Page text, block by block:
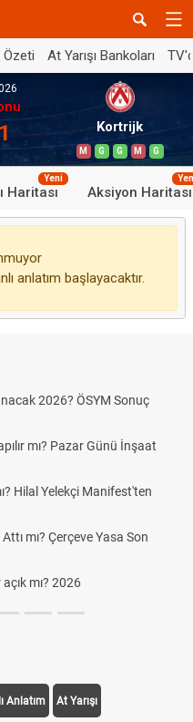
Özeti At Yarışı Bankoları
Kortrijk
M G G M G
Haritası
Yeni
Aksiyon Haritası
anlatım başlayacaktır.
2026? ÖSYM Sonuç
mı? Pazar Günü İnşaat
Hilal Yelekçi Manifest'ten
mı? Çerçeve Yasa Son
mı? 2026
Anlatım At Yarışı